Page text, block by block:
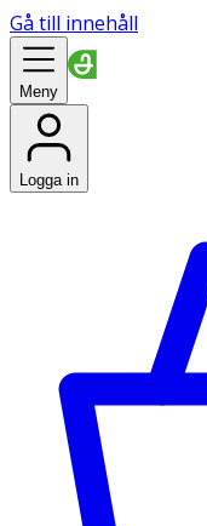
Gå till innehåll
Meny
Logga in